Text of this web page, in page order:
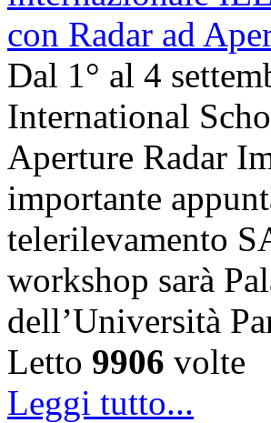
Dal 1° al 4
International
Aperture Radar
importante
telerilevamento
workshop sarà
dell’Università
Letto 9906 volte
Leggi tutto...